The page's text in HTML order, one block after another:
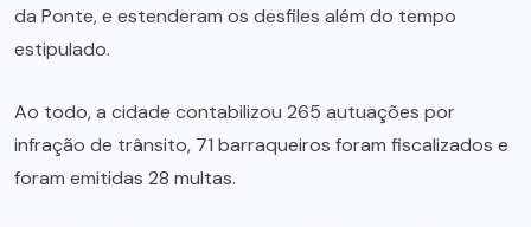
da Ponte, e estenderam os desfiles além do tempo
estipulado.
Ao todo, a cidade contabilizou 265 autuações por
infração de trânsito, 71 barraqueiros foram fiscalizados e
foram emitidas 28 multas.